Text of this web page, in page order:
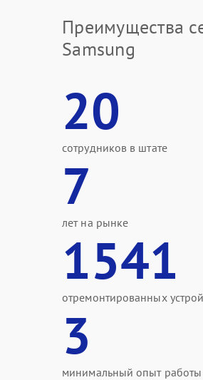
Преимущества
Samsung
20
сотрудников в штате
7
лет на рынке
1541
отремонтированных
3
минимальный опыт работы